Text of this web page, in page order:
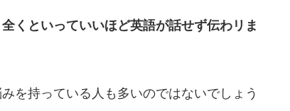
全くといっていいほど英語が話せず伝わリま
を持っている人も多いのではないでしょう